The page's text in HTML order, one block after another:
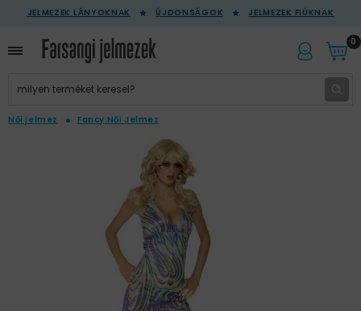
JELMEZEK LÁNYOKNAK ÚJDONSÁGOK JELMEZEK FIÚKNAK
0
Női jelmez Fancy Női Jelmez